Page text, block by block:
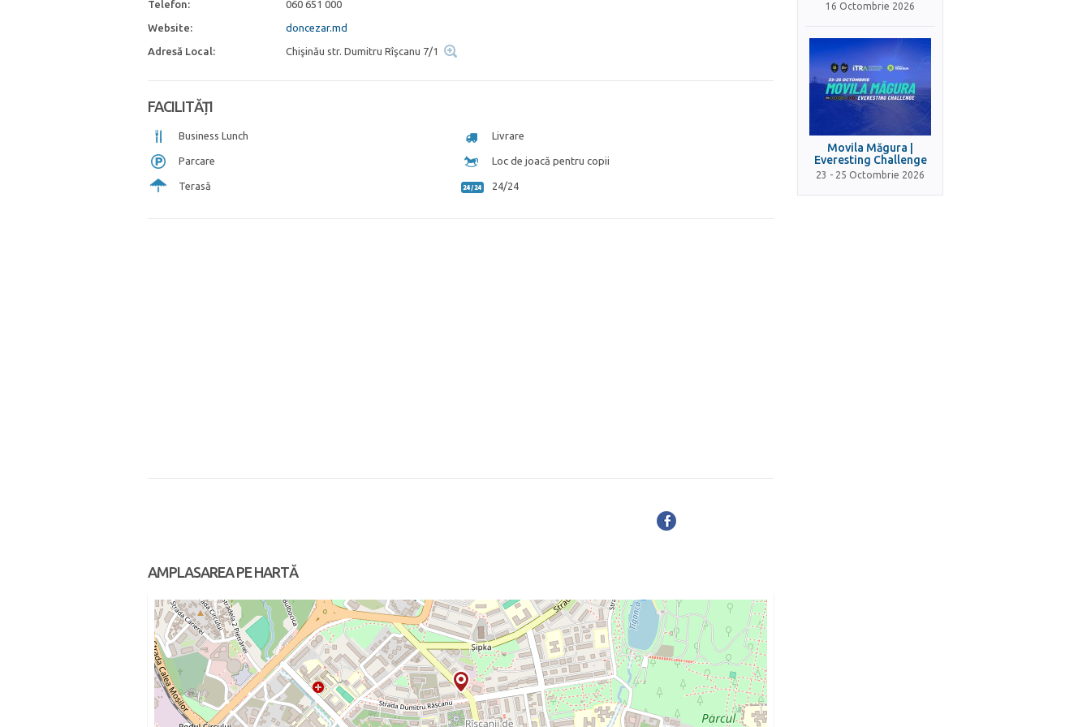
Telefon: 060 651 000
Website: doncezar.md
Adresă Local: Chişinău str. Dumitru Rîşcanu 7/1
FACILITĂȚI
Business Lunch Livrare
Parcare Loc de joacă pentru copii
Terasă 24/24
AMPLASAREA PE HARTĂ
16 Octombrie 2026
Movila Măgura |
Everesting Challenge
23 - 25 Octombrie 2026